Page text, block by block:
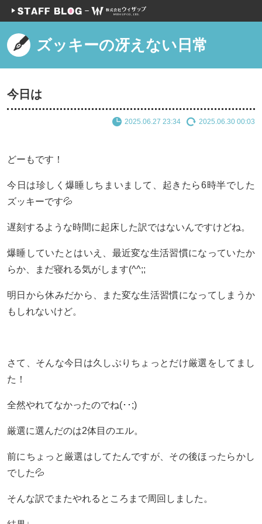
ズッキーの冴えない日常
今日は
2025.06.27 23:34 2025.06.30 00:03
どーもです！
今日は珍しく爆睡しちまいまして、起きたら6時半でした
ズッキーです💦
遅刻するような時間に起床した訳ではないんですけどね。
爆睡していたとはいえ、最近変な生活習慣になっていたか
らか、まだ寝れる気がします(^^;;
明日から休みだから、また変な生活習慣になってしまうか
もしれないけど。
さて、そんな今日は久しぶりちょっとだけ厳選をしてまし
た！
全然やれてなかったのでね(･･;)
厳選に選んだのは2体目のエル。
前にちょっと厳選はしてたんですが、その後ほったらかし
でした💦
そんな訳でまたやれるところまで周回しました。